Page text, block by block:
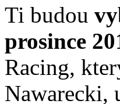
Ti budou
prosince
Racing,
Nawarecki,